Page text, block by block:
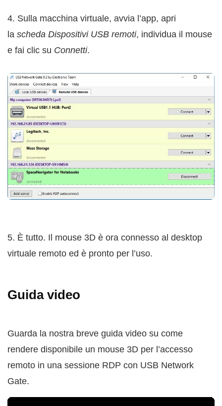
4. Sulla macchina virtuale, avvia l’app, apri
la scheda Dispositivi USB remoti, individua il mouse
e fai clic su Connetti.
5. È tutto. Il mouse 3D è ora connesso al desktop
virtuale remoto ed è pronto per l’uso.
Guida video
Guarda la nostra breve guida video su come
rendere disponibile un mouse 3D per l’accesso
remoto in una sessione RDP con USB Network
Gate.